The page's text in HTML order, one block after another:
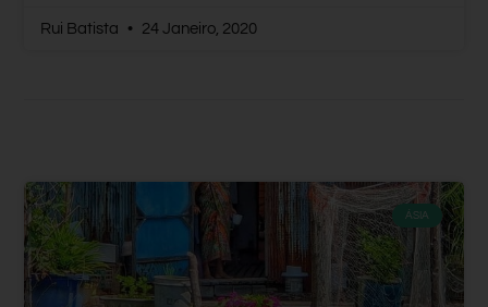
Rui Batista 24 Janeiro, 2020
ÁSIA